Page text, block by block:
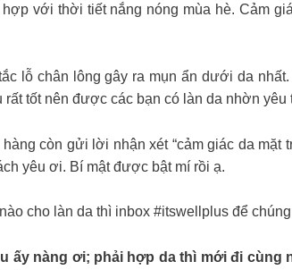
với thời tiết nắng nóng mùa hè. Cảm
lỗ chân lông gây ra mụn ẩn dưới da
tốt nên được các bạn có làn da nhờn yêu
còn gửi lời nhận xét “cảm giác da mặt
yêu ơi. Bí mật được bật mí rồi ạ.
cho làn da thì inbox #itswellplus để
nàng ơi; phải hợp da thì mới đi cùng